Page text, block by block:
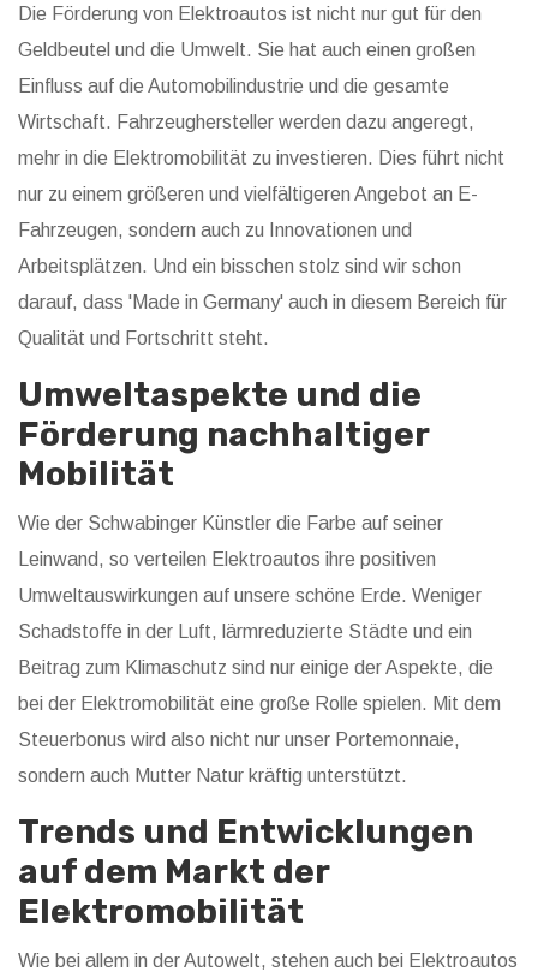
Die Förderung von Elektroautos ist nicht nur gut für den
Geldbeutel und die Umwelt. Sie hat auch einen großen
Einfluss auf die Automobilindustrie und die gesamte
Wirtschaft. Fahrzeughersteller werden dazu angeregt,
mehr in die Elektromobilität zu investieren. Dies führt nicht
nur zu einem größeren und vielfältigeren Angebot an E-
Fahrzeugen, sondern auch zu Innovationen und
Arbeitsplätzen. Und ein bisschen stolz sind wir schon
darauf, dass 'Made in Germany' auch in diesem Bereich für
Qualität und Fortschritt steht.
Umweltaspekte und die
Förderung nachhaltiger
Mobilität
Wie der Schwabinger Künstler die Farbe auf seiner
Leinwand, so verteilen Elektroautos ihre positiven
Umweltauswirkungen auf unsere schöne Erde. Weniger
Schadstoffe in der Luft, lärmreduzierte Städte und ein
Beitrag zum Klimaschutz sind nur einige der Aspekte, die
bei der Elektromobilität eine große Rolle spielen. Mit dem
Steuerbonus wird also nicht nur unser Portemonnaie,
sondern auch Mutter Natur kräftig unterstützt.
Trends und Entwicklungen
auf dem Markt der
Elektromobilität
Wie bei allem in der Autowelt, stehen auch bei Elektroautos